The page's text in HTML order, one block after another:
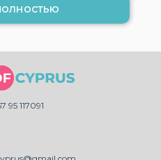
95 117091